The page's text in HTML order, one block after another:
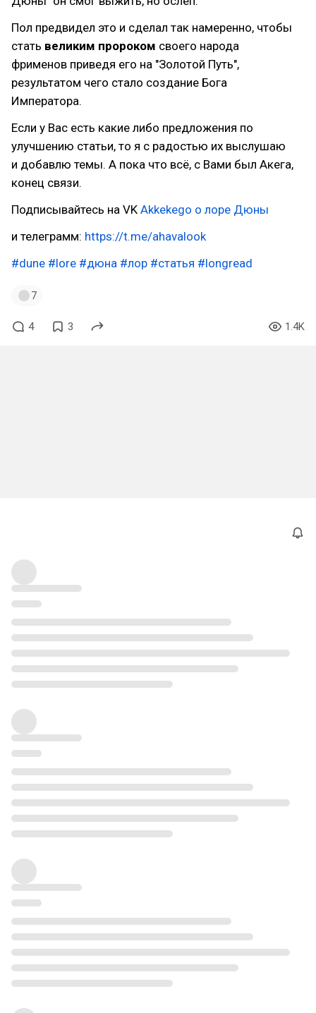
Пол предвидел это и сделал так намеренно, чтобы
стать великим пророком своего народа
фрименов приведя его на "Золотой Путь",
результатом чего стало создание Бога
Императора.
Если у Вас есть какие либо предложения по
улучшению статьи, то я с радостью их выслушаю
и добавлю темы. А пока что всё, с Вами был Акега,
конец связи.
Подписывайтесь на VK Akkekego о лоре Дюны
и телеграмм: https://t.me/ahavalook
#dune #lore #дюна #лор #статья #longread
7
4 3 1.4K